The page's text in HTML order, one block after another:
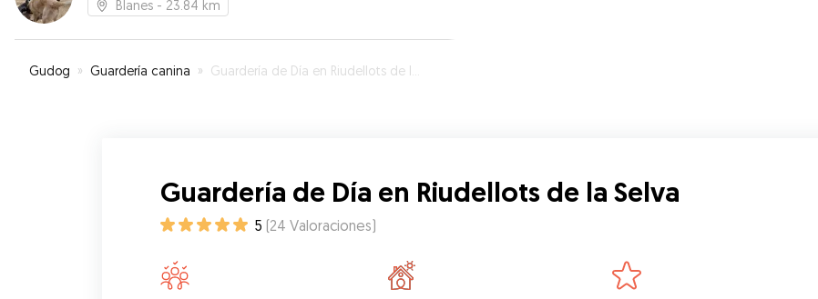
Blanes - 23.84 km
Gudog » Guardería canina » Guardería de Día en Riudellots de la Selva
Guardería de Día en Riudellots de la Selva
5 (24 Valoraciones)